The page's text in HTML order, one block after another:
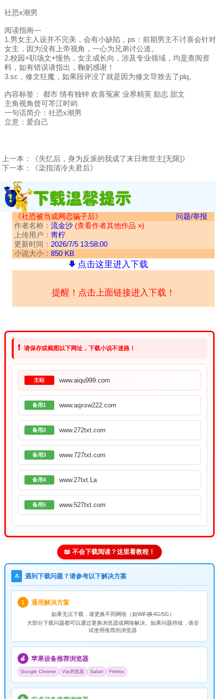
社恐x潮男
阅读指南—
1.男女主人设并不完美，会有小缺陷，ps：前期男主不讨喜会针对
女主，因为没有上帝视角，一心为兄弟讨公道。
2.校园+职场文+慢热，女主成长向，涉及专业领域，均是查阅资
料，如有错误请指出，鞠躬感谢！
3.sc，修文狂魔，如果段评没了就是因为修文导致去了plq。
内容标签： 都市 情有独钟 欢喜冤家 业界精英 励志 甜文
主角视角曾可芩江时屿
一句话简介：社恐x潮男
立意：爱自己
上一本：
《失忆后，身为反派的我成了末日救世主[无限]》
下一本：
《染指清冷夫君后》
《社恐被当成网恋骗子后》
问题/举报
作者名称： 流金沙 (查看作者其他作品 »)
上传用户： 靑柠
更新时间： 2026/7/5 13:58:00
小说大小： 850 KB
点击这里进入下载
提醒！点击上面链接进入下载！
❗ 请保存或截图以下网址，下载小说不迷路！
主站 www.aiqu999.com
备用1 www.aqxsw222.com
备用2 www.272txt.com
备用3 www.727txt.com
备用4 www.27txt.La
备用5 www.527txt.com
📖 不会下载阅读？这里看教程！
⚠️ 遇到下载问题？请参考以下解决方案
1 通用解决方案
如果无法下载，请更换不同网络（如WiFi换4G/5G）
大部分下载问题都可以通过更换浏览器或网络解决。如果问题持续，请尝
试使用推荐的浏览器
🍎 苹果设备推荐浏览器
Google Chrome Via浏览器 Safari Firefox